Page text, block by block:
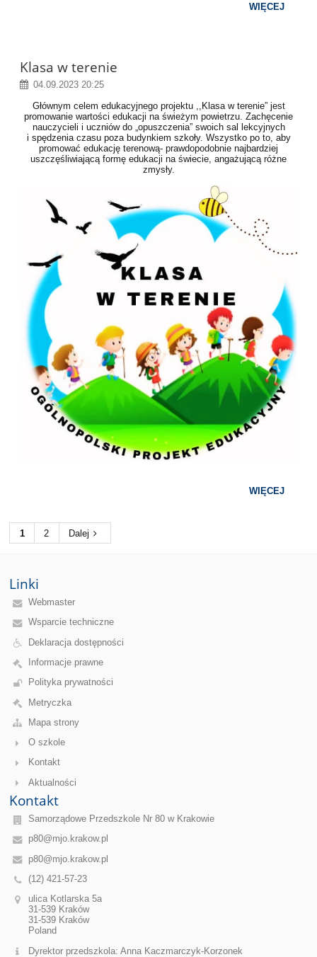
WIĘCEJ
Klasa w terenie
04.09.2023 20:25
Głównym celem edukacyjnego projektu ,,Klasa w terenie” jest
promowanie wartości edukacji na świeżym powietrzu. Zachęcenie
nauczycieli i uczniów do „opuszczenia” swoich sal lekcyjnych
i spędzenia czasu poza budynkiem szkoły. Wszystko po to, aby
promować edukację terenową- prawdopodobnie najbardziej
uszczęśliwiającą formę edukacji na świecie, angażującą różne
zmysły.
WIĘCEJ
1 2 Dalej
Linki
Webmaster
Wsparcie techniczne
Deklaracja dostępności
Informacje prawne
Polityka prywatności
Metryczka
Mapa strony
O szkole
Kontakt
Aktualności
Kontakt
Samorządowe Przedszkole Nr 80 w Krakowie
p80@mjo.krakow.pl
p80@mjo.krakow.pl
(12) 421-57-23
ulica Kotlarska 5a
31-539 Kraków
31-539 Kraków
Poland
Dyrektor przedszkola: Anna Kaczmarczyk-Korzonek